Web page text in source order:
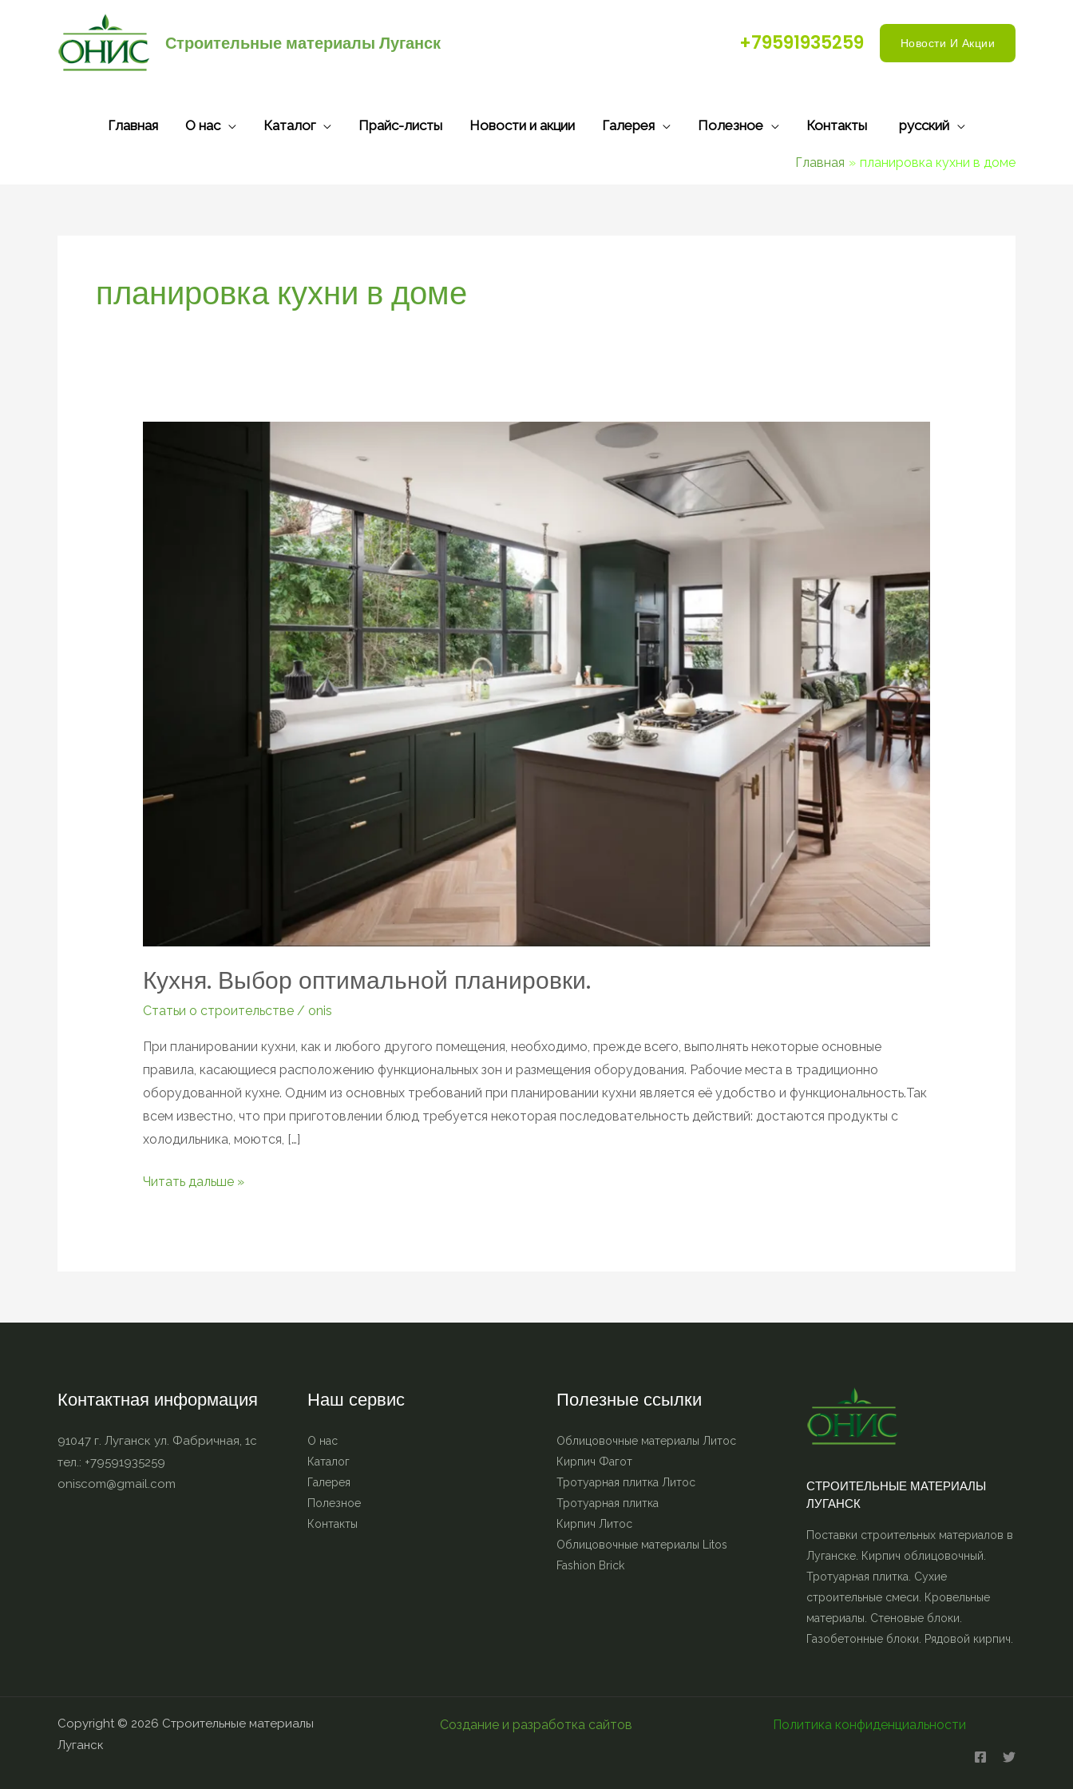
содержимому
Строительные материалы Луганск +79591935259 Новости И Акции
Главная О нас Каталог Прайс-листы Новости и акции Галерея Полезное Контакты русский
Главная планировка кухни в доме
планировка кухни в доме
Кухня. Выбор оптимальной планировки.
Статьи о строительстве/ onis
При планировании кухни, как и любого другого помещения, необходимо, прежде всего, выполнять некоторые основные
правила, касающиеся расположению функциональных зон и размещения оборудования. Рабочие места в традиционно
оборудованной кухне. Одним из основных требований при планировании кухни является её удобство и функциональность.Так
всем известно, что при приготовлении блюд требуется некоторая последовательность действий: достаются продукты с
холодильника, моются, […]
Читать дальше »
Контактная информация
91047 г. Луганск ул. Фабричная, 1с
тел.: +79591935259
oniscom@gmail.com
Наш сервис
О нас
Каталог
Галерея
Полезное
Контакты
Полезные ссылки
Облицовочные материалы Литос
Кирпич Фагот
Тротуарная плитка Литос
Тротуарная плитка
Кирпич Литос
Облицовочные материалы Litos
Fashion Brick
СТРОИТЕЛЬНЫЕ МАТЕРИАЛЫ
ЛУГАНСК
Поставки строительных материалов в
Луганске. Кирпич облицовочный.
Тротуарная плитка. Сухие
строительные смеси. Кровельные
материалы. Стеновые блоки.
Газобетонные блоки. Рядовой кирпич.
Copyright © 2026 Строительные материалы
Луганск
Создание и разработка сайтов Политика конфиденциальности